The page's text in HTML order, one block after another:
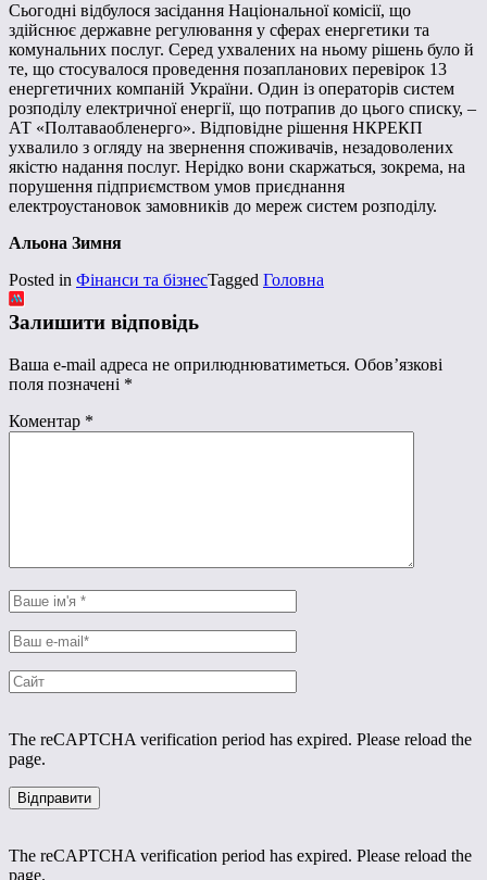
Сьогодні відбулося засідання Національної комісії, що
здійснює державне регулювання у сферах енергетики та
комунальних послуг. Серед ухвалених на ньому рішень було й
те, що стосувалося проведення позапланових перевірок 13
енергетичних компаній України. Один із операторів систем
розподілу електричної енергії, що потрапив до цього списку, –
АТ «Полтаваобленерго». Відповідне рішення НКРЕКП
ухвалило з огляду на звернення споживачів, незадоволених
якістю надання послуг. Нерідко вони скаржаться, зокрема, на
порушення підприємством умов приєднання
електроустановок замовників до мереж систем розподілу.
Альона Зимня
Posted in Фінанси та бізнесTagged Головна
Залишити відповідь
Ваша e-mail адреса не оприлюднюватиметься. Обов’язкові
поля позначені *
Коментар *
The reCAPTCHA verification period has expired. Please reload the
page.
The reCAPTCHA verification period has expired. Please reload the
page.